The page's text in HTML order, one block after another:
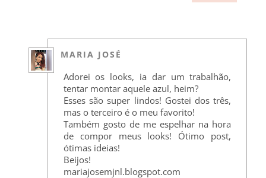
MARIA JOSÉ
Adorei os looks, ia dar um trabalhão,
tentar montar aquele azul, heim?
Esses são super lindos! Gostei dos três,
mas o terceiro é o meu favorito!
Também gosto de me espelhar na hora
de compor meus looks! Ótimo post,
ótimas ideias!
Beijos!
mariajosemjnl.blogspot.com